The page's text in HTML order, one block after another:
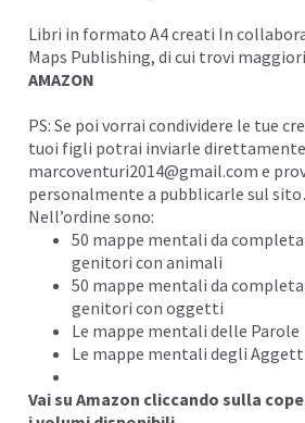
Libri in formato A4 creati In
Maps Publishing, di cui trovi
AMAZON
PS: Se poi vorrai condividere le tue
tuoi figli potrai inviarle
marcoventuri2014@gmail.com e
personalmente a pubblicarle sul
Nell’ordine sono:
50 mappe mentali da
genitori con animali
50 mappe mentali da
genitori con oggetti
Le mappe mentali delle Parole
Le mappe mentali degli
Vai su Amazon cliccando sulla